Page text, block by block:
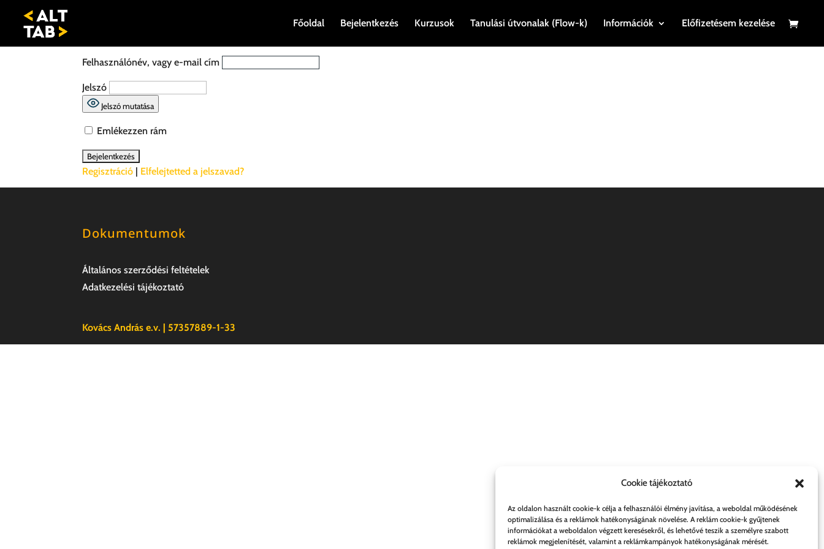
Cookie tájékoztató
Az oldalon használt cookie-k célja a felhasználói élmény javítása, a weboldal működésének
optimalizálása és a reklámok hatékonyságának növelése. A reklám cookie-k gyűjtenek
információkat a weboldalon végzett keresésekről, és lehetővé teszik a személyre szabott
reklámok megjelenítését, valamint a reklámkampányok hatékonyságának mérését.
Főoldal Bejelentkezés Kurzusok Tanulási útvonalak (Flow-k) Információk Előfizetésem kezelése
Felhasználónév, vagy e-mail cím
Jelszó
Jelszó mutatása
Emlékezzen rám
Regisztráció Elfelejtetted a jelszavad?
Dokumentumok
Általános szerződési feltételek
Adatkezelési tájékoztató
Kovács András e.v. | 57357889-1-33